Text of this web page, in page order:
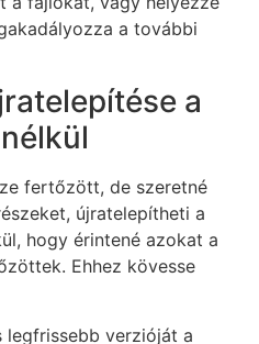
a további
a
fertőzött, de szeretné
újratelepítheti a
hogy érintené azokat a
Ehhez kövesse
legfrissebb verzióját a